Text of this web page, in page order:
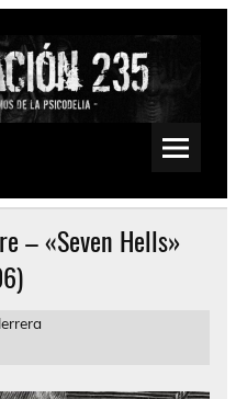
Fuzz, Space, Drone
– «Seven Hells»